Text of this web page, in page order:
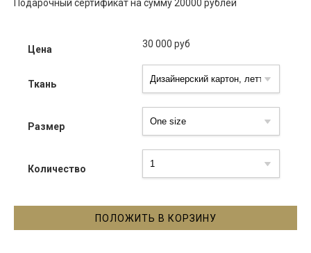
Подарочный сертификат на сумму 20000 рублей
Цена 30 000 руб
Ткань
Размер
Количество